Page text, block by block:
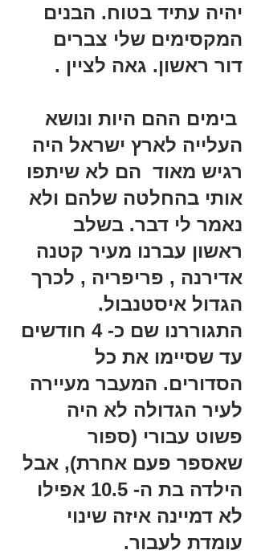
יהיה עתיד בטוח. הבנים
המקסימים שלי צברים
דור ראשון. גאה לציין .
בימים ההם היות ונושא
העלייה לארץ ישראל היה
רגיש מאוד  הם לא שיתפו
אותי בהחלטה שלהם ולא
נאמר לי דבר. בשלב
ראשון עברנו מעיר קטנה
אדירנה , פריפריה , לכרך
הגדול איסטנבול.
התגוררנו שם כ- 4 חודשים
עד שסיימו את כל
הסדורים. המעבר מעיירה
לעיר הגדולה לא היה
פשוט עבורי (ספור
שאספר פעם אחרת), אבל
הילדה בת ה- 10.5 אפילו
לא דמיינה איזה שינוי
עומדת לעבור.